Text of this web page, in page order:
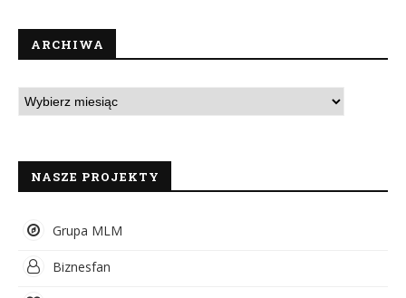
ARCHIWA
NASZE PROJEKTY
Grupa MLM
Biznesfan